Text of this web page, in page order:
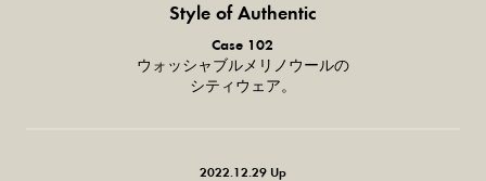
Style of Authentic
普通の服、
普通のスタイル。
Case 102
ウォッシャブルメリノウールの
シティウェア。
2022.12.29 Up